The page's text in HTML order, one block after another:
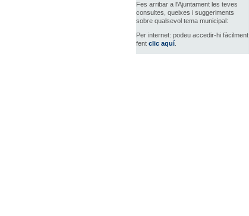
Fes arribar a l'Ajuntament les teves
consultes, queixes i suggeriments
sobre qualsevol tema municipal:
Per internet: podeu accedir-hi fàcilment
fent clic aquí